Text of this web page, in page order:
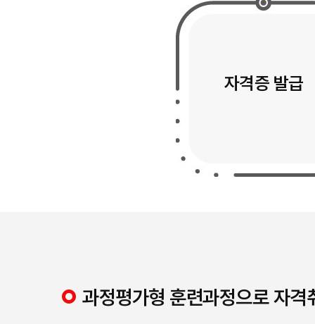
자격증 발급
과정평가형 훈련과정으로 자격